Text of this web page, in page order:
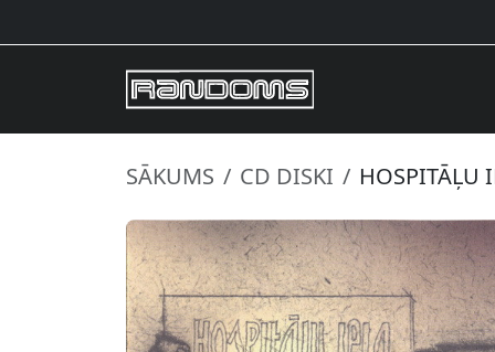
SĀKUMS CD DISKI HOSPITĀĻU